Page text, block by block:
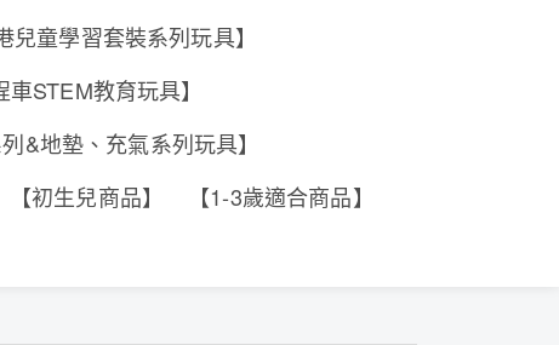
兒童學習套裝系列玩具】
STEM教育玩具】
&地墊、充氣系列玩具】
【初生兒商品】
【1-3歲適合商品】